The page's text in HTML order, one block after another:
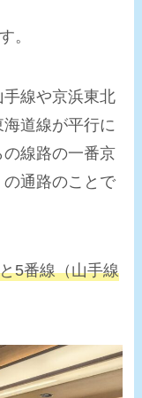
。
線や京浜東北
道線が平行に
線路の一番京
通路のことで
5番線（山手線